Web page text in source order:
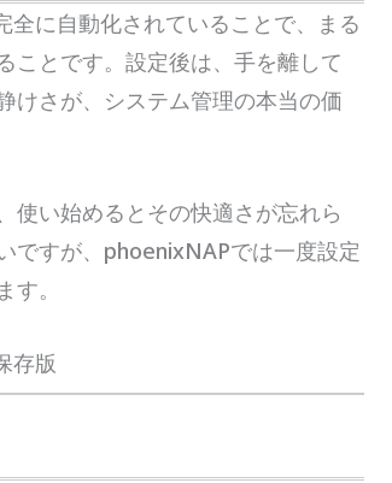
に自動化されていることで、まる
ことです。設定後は、手を離して
けさが、システム管理の本当の価
使い始めるとその快適さが忘れら
ですが、phoenixNAPでは一度設定
。
存版